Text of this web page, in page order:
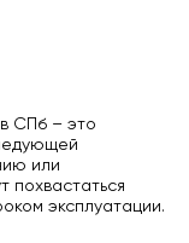
СПб – это
или
похвастаться
эксплуатации.